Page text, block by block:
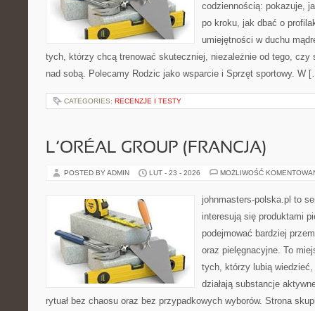
codziennością: pokazuje,
po kroku, jak dbać o
umiejętności w duchu
tych, którzy chcą trenować skuteczniej, niezależnie od tego, czy
nad sobą. Polecamy Rodzic jako wsparcie i Sprzęt sportowy. W
CATEGORIES: RECENZJE I TESTY
L’ORÉAL GROUP (FRANCJA)
POSTED BY ADMIN LUT - 23 - 2026 MOŻLIWOŚĆ
johnmasters-polska.pl to
interesują się produktami
podejmować bardziej
oraz pielęgnacyjne. To
tych, którzy lubią wiedzieć,
działają substancje
rytuał bez chaosu oraz bez przypadkowych wyborów. Strona